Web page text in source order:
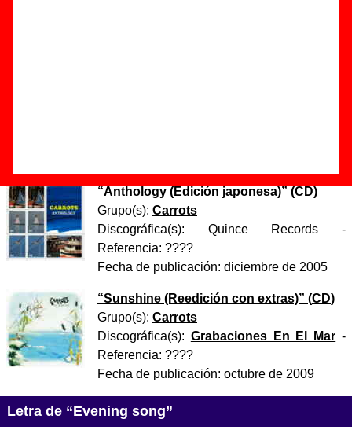
“Anthology (Edición japonesa)” (CD)
Grupo(s): Carrots
Discográfica(s): Quince Records -
Referencia: ????
Fecha de publicación: diciembre de 2005
“Sunshine (Reedición con extras)” (CD)
Grupo(s): Carrots
Discográfica(s): Grabaciones En El Mar -
Referencia: ????
Fecha de publicación: octubre de 2009
Letra de “Evening song”